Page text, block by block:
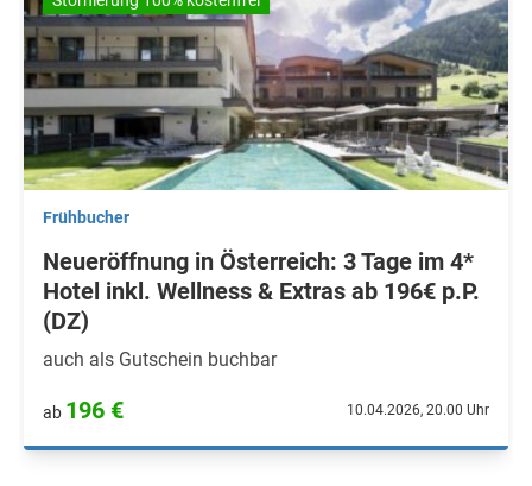
Frühbucher
Neueröffnung in Österreich: 3 Tage im 4*
Hotel inkl. Wellness & Extras ab 196€ p.P.
(DZ)
auch als Gutschein buchbar
ab 196 € 10.04.2026, 20.00 Uhr